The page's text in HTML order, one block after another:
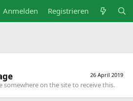
Anmelden Registrieren
26 April 2019
somewhere on the site to receive this.